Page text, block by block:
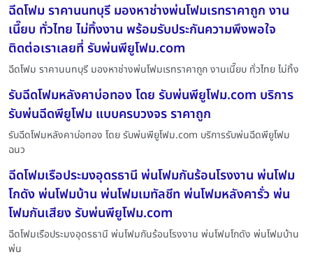
ฉีดโฟม ราคานนทบุรี มองหาช่างพ่นโฟมเรทราคาถูก งาน
เนี๊ยบ ทั่วไทย ไม่ทิ้งงาน พร้อมรับประกันความพึงพอใจ
ติดต่อเราเลยที่ รับพ่นพียูโฟม.com
ฉีดโฟม ราคานนทบุรี มองหาช่างพ่นโฟมเรทราคาถูก งานเนี๊ยบ ทั่วไทย ไม่ทิ้ง
รับฉีดโฟมหลังคาบ่อทอง โดย รับพ่นพียูโฟม.com บริการ
รับพ่นฉีดพียูโฟม แบบครบวงจร ราคาถูก
รับฉีดโฟมหลังคาบ่อทอง โดย รับพ่นพียูโฟม.com บริการรับพ่นฉีดพียูโฟม
ฉนว
ฉีดโฟมเรือประมงอุดรธานี พ่นโฟมกันร้อนโรงงาน พ่นโฟม
โกดัง พ่นโฟมบ้าน พ่นโฟมเมทัลชีท พ่นโฟมหลังคารั่ว พ่น
โฟมกันเสียง รับพ่นพียูโฟม.com
ฉีดโฟมเรือประมงอุดรธานี พ่นโฟมกันร้อนโรงงาน พ่นโฟมโกดัง พ่นโฟมบ้าน
พ่น